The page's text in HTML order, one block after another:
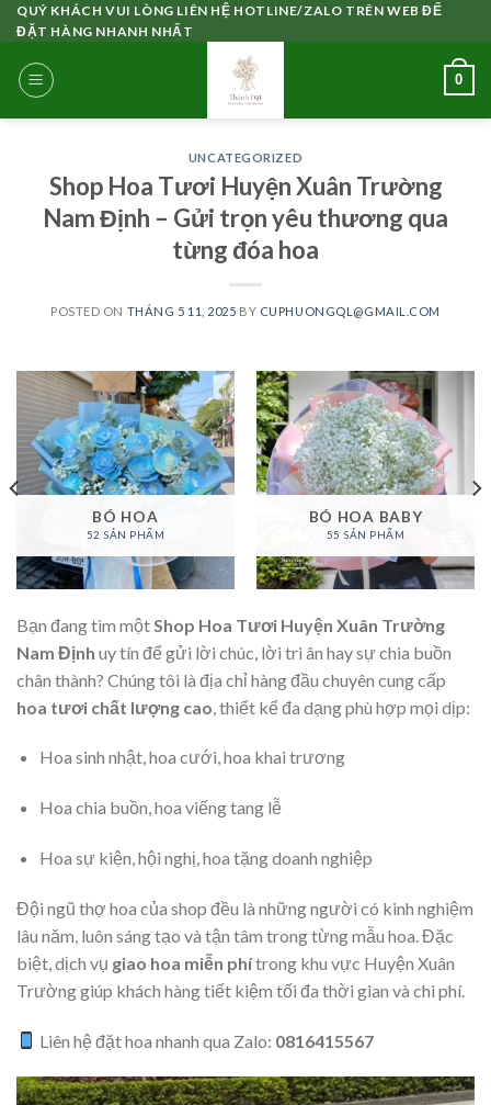
Skip
to
content
QUÝ KHÁCH VUI LÒNG LIÊN HỆ HOTLINE/ZALO TRÊN WEB ĐỂ
ĐẶT HÀNG NHANH NHẤT
0
UNCATEGORIZED
Shop Hoa Tươi Huyện Xuân Trường
Nam Định – Gửi trọn yêu thương qua
từng đóa hoa
POSTED ON THÁNG 5 11, 2025 BY CUPHUONGQL@GMAIL.COM
BÓ HOA
52 SẢN PHẨM
BÓ HOA BABY
55 SẢN PHẨM
Bạn đang tìm một Shop Hoa Tươi Huyện Xuân Trường
Nam Định uy tín để gửi lời chúc, lời tri ân hay sự chia buồn
chân thành? Chúng tôi là địa chỉ hàng đầu chuyên cung cấp
hoa tươi chất lượng cao , thiết kế đa dạng phù hợp mọi dịp:
Hoa sinh nhật, hoa cưới, hoa khai trương
Hoa chia buồn, hoa viếng tang lễ
Hoa sự kiện, hội nghị, hoa tặng doanh nghiệp
Đội ngũ thợ hoa của shop đều là những người có kinh nghiệm
lâu năm, luôn sáng tạo và tận tâm trong từng mẫu hoa. Đặc
biệt, dịch vụ giao hoa miễn phítrong khu vực Huyện Xuân
Trường giúp khách hàng tiết kiệm tối đa thời gian và chi phí.
Liên hệ đặt hoa nhanh qua Zalo: 0816415567